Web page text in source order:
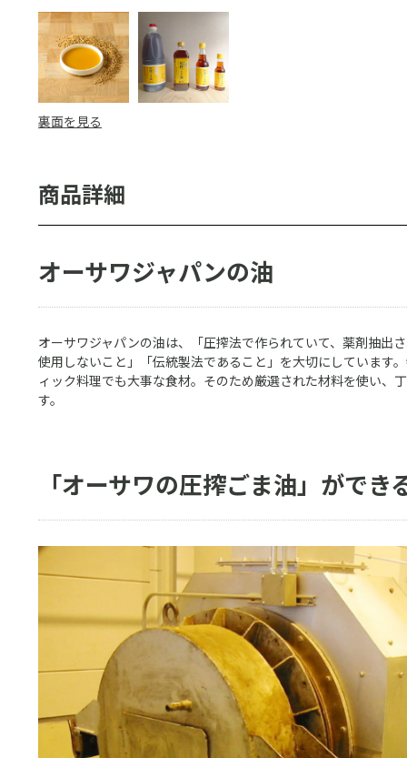
裏面を見る
オーサワジャパンの油
オーサワジャパンの油は、「圧搾法で作られていて、薬剤抽出
使用しないこと」「伝統製法であること」を大切にしています
ィック料理でも大事な食材。そのため厳選された材料を使い、
す。
「オーサワの圧搾ごま油」ができ